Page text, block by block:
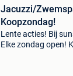
Jacuzzi/
Koopzondag!
Lente acties! Bij
Elke zondag open!